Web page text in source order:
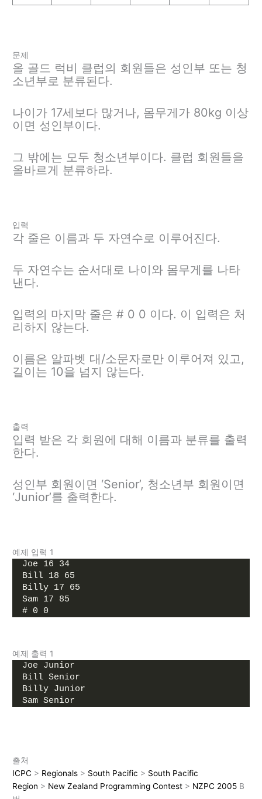
문제
올 골드 럭비 클럽의 회원들은 성인부 또는 청
소년부로 분류된다.
나이가 17세보다 많거나, 몸무게가 80kg 이상
이면 성인부이다.
그 밖에는 모두 청소년부이다. 클럽 회원들을
올바르게 분류하라.
입력
각 줄은 이름과 두 자연수로 이루어진다.
두 자연수는 순서대로 나이와 몸무게를 나타
낸다.
입력의 마지막 줄은 # 0 0 이다. 이 입력은 처
리하지 않는다.
이름은 알파벳 대/소문자로만 이루어져 있고,
길이는 10을 넘지 않는다.
출력
입력 받은 각 회원에 대해 이름과 분류를 출력
한다.
성인부 회원이면 ‘Senior’, 청소년부 회원이면
‘Junior’를 출력한다.
예제 입력 1
Joe 16 34
Bill 18 65
Billy 17 65
Sam 17 85
# 0 0
예제 출력 1
Joe Junior
Bill Senior
Billy Junior
Sam Senior
출처
ICPC > Regionals > South Pacific > South Pacific
Region > New Zealand Programming Contest > NZPC 2005 B